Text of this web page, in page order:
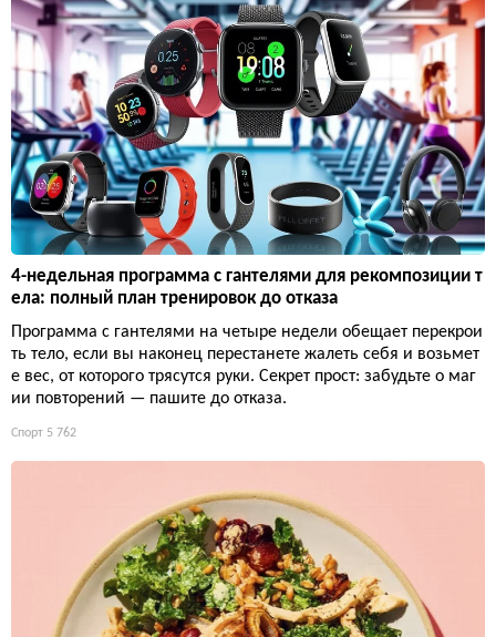
4-недельная программа с гантелями для рекомпозиции т
ела: полный план тренировок до отказа
Программа с гантелями на четыре недели обещает перекрои
ть тело, если вы наконец перестанете жалеть себя и возьмет
е вес, от которого трясутся руки. Секрет прост: забудьте о маг
ии повторений — пашите до отказа.
Спорт 5 762